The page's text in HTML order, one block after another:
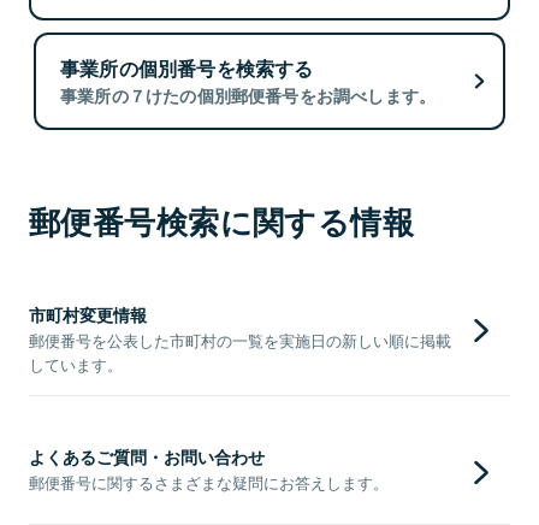
事業所の個別番号を検索する
事業所の７けたの個別郵便番号をお調べします。
郵便番号検索に関する情報
市町村変更情報
郵便番号を公表した市町村の一覧を実施日の新しい順に掲載
しています。
よくあるご質問・お問い合わせ
郵便番号に関するさまざまな疑問にお答えします。